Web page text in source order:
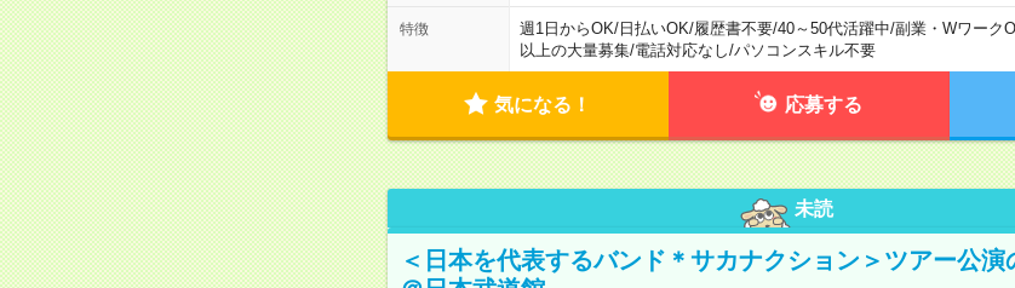
特徴 週1日からOK/日払いOK/履歴書不要/40～50代活躍中/副業・Wワーク
以上の大量募集/電話対応なし/パソコンスキル不要
気になる！ 応募する
未読
＜日本を代表するバンド＊サカナクション＞ツアー公演